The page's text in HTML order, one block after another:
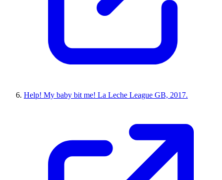
Help! My baby bit me! La Leche League GB, 2017.